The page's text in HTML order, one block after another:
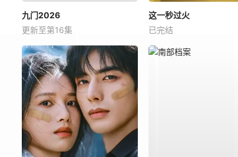
九门2026
更新至第16集
这一秒过火
已完结